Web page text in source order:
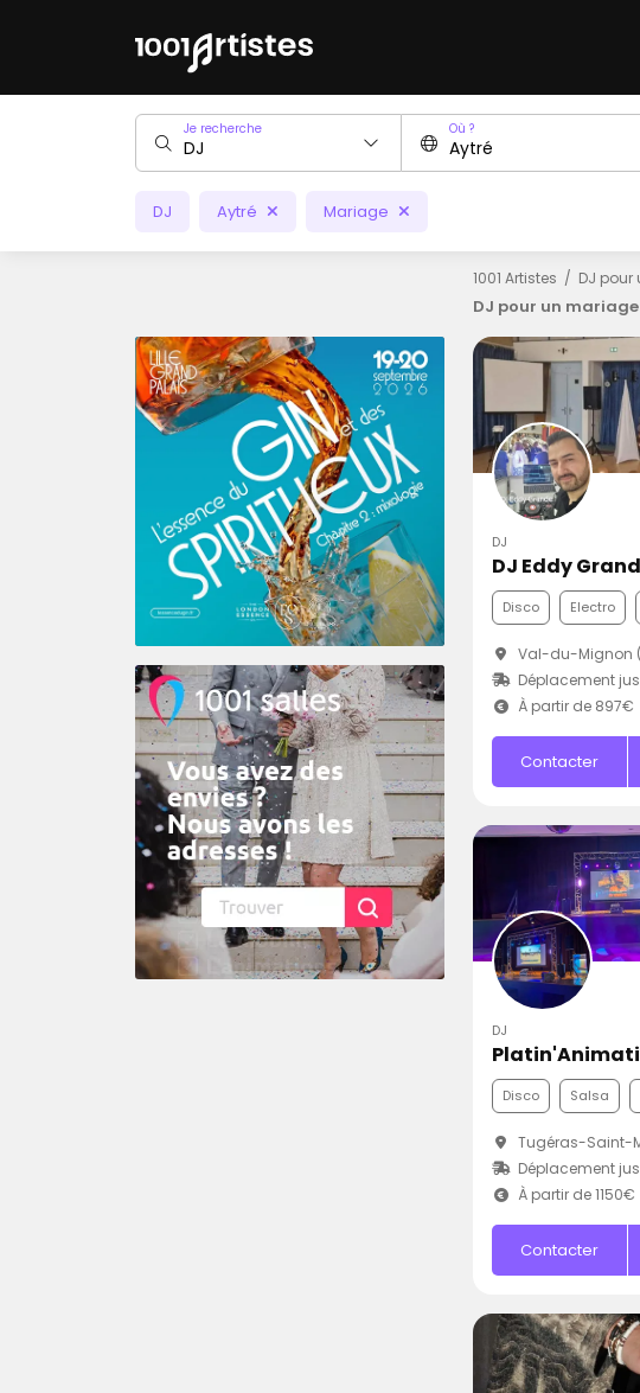
Je recherche Où ?
DJ Aytré Mariage
1001 Artistes DJ
DJ pour un
DJ
DJ Eddy
Disco Electro
Val-du-Mignon
Déplacement
À partir de 897€
Contacter
DJ
Disco Salsa
Tugéras-Saint-
Déplacement
À partir de 1150€
Contacter